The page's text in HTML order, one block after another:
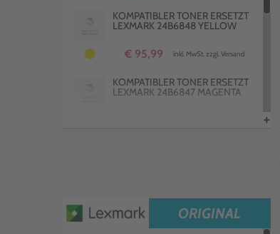
KOMPATIBLER TONER ERSETZT
LEXMARK 24B6848 YELLOW
€ 95,99 inkl. MwSt. zzgl. Versand
KOMPATIBLER TONER ERSETZT
LEXMARK 24B6847 MAGENTA
KOMPATIBLER TONER ERSETZT
LEXMARK 24B6846 CYAN
+
ORIGINAL